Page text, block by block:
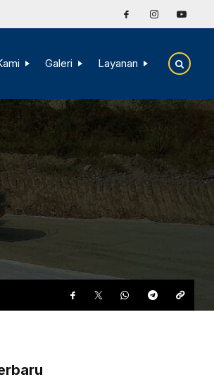
Galeri Layanan